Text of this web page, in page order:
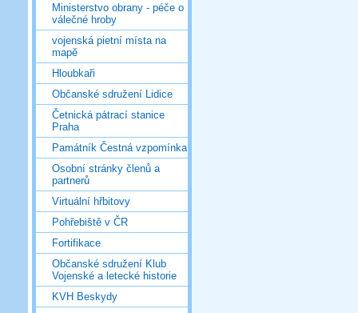
Ministerstvo obrany - péče o
válečné hroby
vojenská pietní místa na
mapě
Hloubkaři
Občanské sdružení Lidice
Četnická pátrací stanice
Praha
Památník Čestná vzpomínka
Osobní stránky členů a
partnerů
Virtuální hřbitovy
Pohřebiště v ČR
Fortifikace
Občanské sdružení Klub
Vojenské a letecké historie
KVH Beskydy